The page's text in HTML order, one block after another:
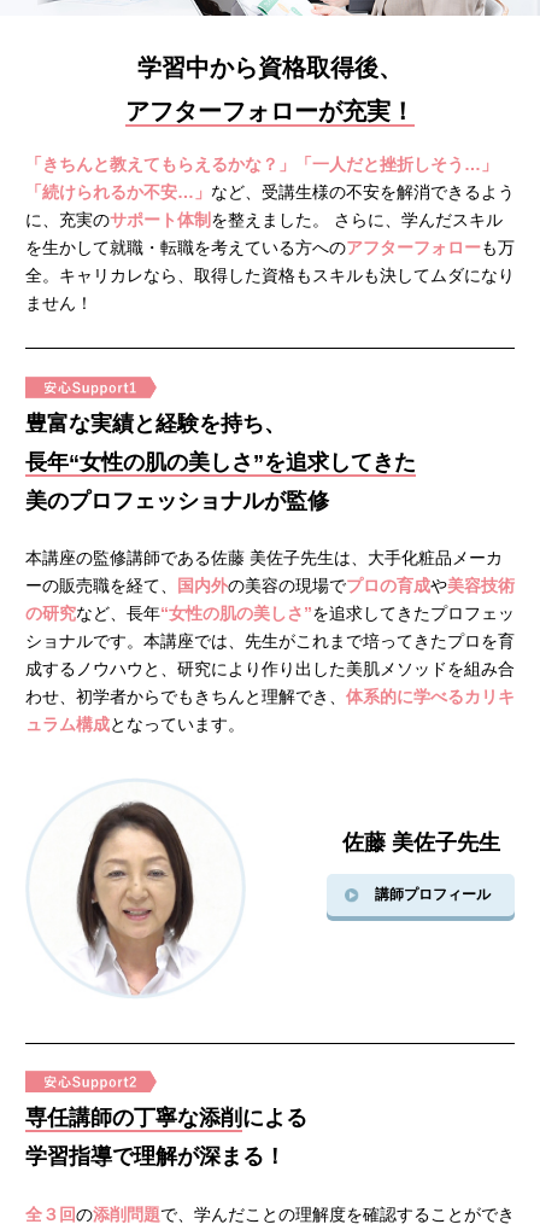
学習中から資格取得後、
アフターフォローが充実！
「きちんと教えてもらえるかな？」「一人だと挫折しそう…」
「続けられるか不安…」 など、 受講生様の不安を解消できるよう
に、充実のサポート体制 を整えました。
さらに、学んだスキル
を生かして就職・転職を考えている方へのアフターフォローも万
全。 キャリカレなら、取得した資格もスキルも決してムダになり
ません！
豊富な実績と経験を持ち、
長年“女性の肌の美しさ”を追求してきた
美のプロフェッショナルが監修
本講座の監修講師である佐藤 美佐子先生は、大手化粧品メーカ
ーの販売職を経て、
国内外の美容の現場でプロの育成や美容技術
の研究など、長年“女性の肌の美しさ”を追求してきたプロフェッ
ショナルです。本講座では、先生がこれまで培ってきたプロを育
成するノウハウと、研究により作り出した美肌メソッドを組み合
わせ、初学者からでもきちんと理解でき、 体系的に学べるカリキ
ュラム構成となっています。
佐藤 美佐子先生
講師プロフィール
専任講師の丁寧な添削 による
学習指導で理解が深まる！
全３回の添削問題で、学んだことの理解度を確認することができ